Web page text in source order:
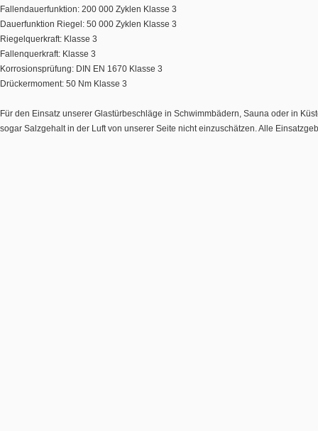
Fallendauerfunktion: 200 000 Zyklen Klasse 3
Dauerfunktion Riegel: 50 000 Zyklen Klasse 3
Riegelquerkraft: Klasse 3
Fallenquerkraft: Klasse 3
Korrosionsprüfung: DIN EN 1670 Klasse 3
Drückermoment: 50 Nm Klasse 3
Für den Einsatz unserer Glastürbeschläge in Schwimmbädern, Sauna oder in
sogar Salzgehalt in der Luft von unserer Seite nicht einzuschätzen. Alle